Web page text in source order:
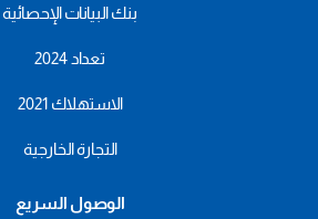
بنك البيانات الإحصائية
تعداد 2024
الاستهلاك 2021
التجارة الخارجية
الوصول السريع